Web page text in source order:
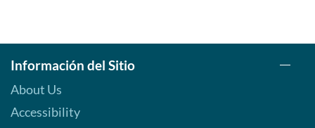
Información del Sitio
About Us
Accessibility